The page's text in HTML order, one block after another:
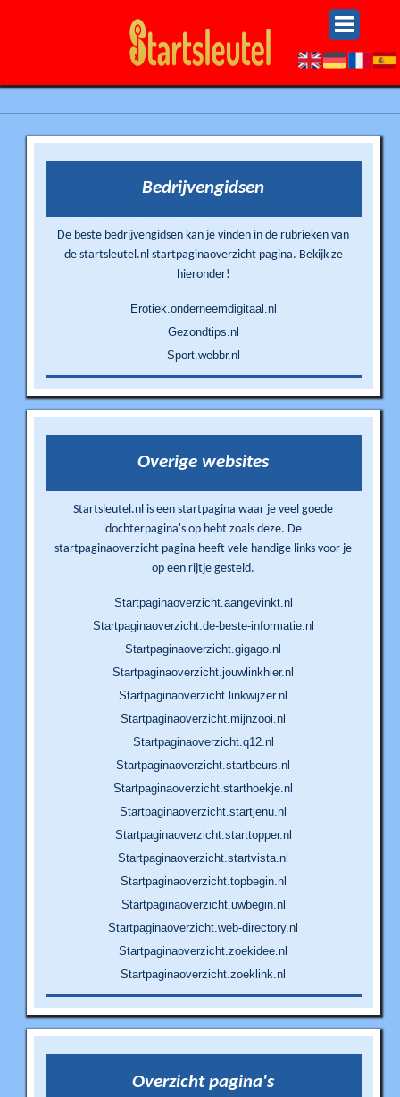
Bedrijvengidsen
De beste bedrijvengidsen kan je vinden in de rubrieken van
de startsleutel.nl startpaginaoverzicht pagina. Bekijk ze
hieronder!
Erotiek.onderneemdigitaal.nl
Gezondtips.nl
Sport.webbr.nl
Overige websites
Startsleutel.nl is een startpagina waar je veel goede
dochterpagina's op hebt zoals deze. De
startpaginaoverzicht pagina heeft vele handige links voor je
op een rijtje gesteld.
Startpaginaoverzicht.aangevinkt.nl
Startpaginaoverzicht.de-beste-informatie.nl
Startpaginaoverzicht.gigago.nl
Startpaginaoverzicht.jouwlinkhier.nl
Startpaginaoverzicht.linkwijzer.nl
Startpaginaoverzicht.mijnzooi.nl
Startpaginaoverzicht.q12.nl
Startpaginaoverzicht.startbeurs.nl
Startpaginaoverzicht.starthoekje.nl
Startpaginaoverzicht.startjenu.nl
Startpaginaoverzicht.starttopper.nl
Startpaginaoverzicht.startvista.nl
Startpaginaoverzicht.topbegin.nl
Startpaginaoverzicht.uwbegin.nl
Startpaginaoverzicht.web-directory.nl
Startpaginaoverzicht.zoekidee.nl
Startpaginaoverzicht.zoeklink.nl
Overzicht pagina's